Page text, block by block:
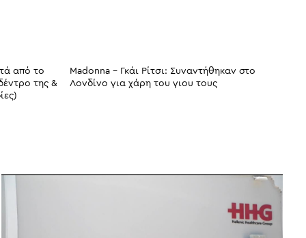
από το
της &
Madonna - Γκάι Ρίτσι: Συναντήθηκαν στο
Λονδίνο για χάρη του γιου τους